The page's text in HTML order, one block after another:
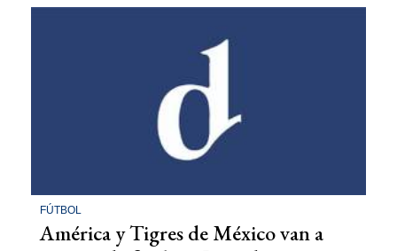
FÚTBOL
América y Tigres de México van a